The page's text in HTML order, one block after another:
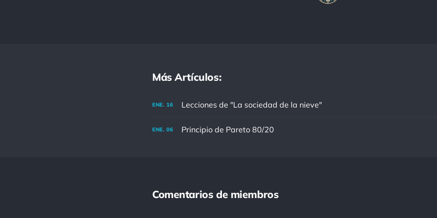
Más Artículos:
ENE. 16 Lecciones de "La sociedad de la nieve"
ENE. 06 Principio de Pareto 80/20
Comentarios de miembros